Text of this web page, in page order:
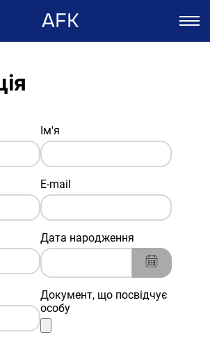
AFK
Ім'я
E-mail
Дата народження
Документ, що посвідчує
особу